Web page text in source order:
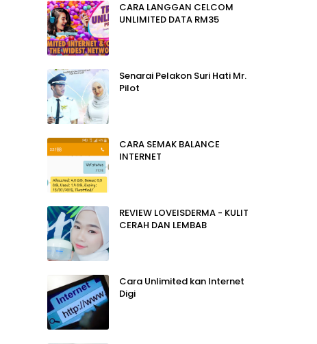
CARA LANGGAN CELCOM
UNLIMITED DATA RM35
Senarai Pelakon Suri Hati Mr.
Pilot
CARA SEMAK BALANCE
INTERNET
REVIEW LOVEISDERMA - KULIT
CERAH DAN LEMBAB
Cara Unlimited kan Internet
Digi